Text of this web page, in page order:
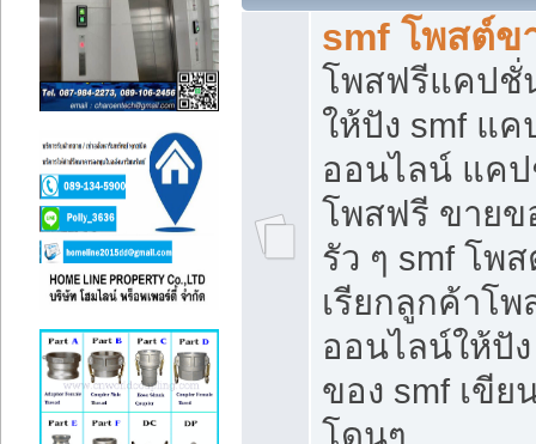
smf โพสต์ข
โพสฟรีแคปชั่
ให้ปัง smf แ
ออนไลน์ แค
โพสฟรี ขายข
รัว ๆ smf โพ
เรียกลูกค้าโ
ออนไลน์ให้ปั
ของ smf เขี
โดนๆ